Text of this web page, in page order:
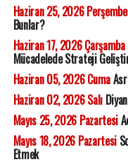
Haziran 25, 2026 Perşembe
Bunlar?
Haziran 17, 2026 Çarşamba
Mücadelede Strateji
Haziran 05, 2026 Cuma
Haziran 02, 2026 Salı
Mayıs 25, 2026 Pazartesi
Mayıs 18, 2026 Pazartesi
Etmek